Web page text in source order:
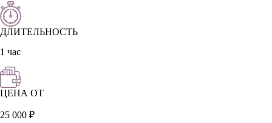
ДЛИТЕЛЬНОСТЬ
1 час
ЦЕНА ОТ
25 000 ₽